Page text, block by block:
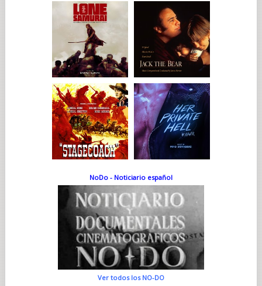
NoDo - Noticiario español
Ver todos los NO-DO